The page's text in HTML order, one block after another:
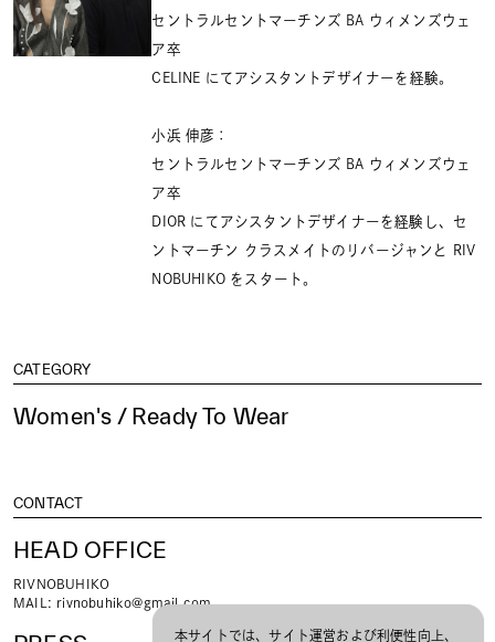
セントラルセントマーチンズ BA ウィメンズウェ
ア卒
CELINE にてアシスタントデザイナーを経験。
⼩浜 伸彦：
セントラルセントマーチンズ BA ウィメンズウェ
ア卒
DIOR にてアシスタントデザイナーを経験し、セ
ントマーチン クラスメイトのリバージャンと RIV
NOBUHIKO をスタート。
CATEGORY
Women's / Ready To Wear
CONTACT
HEAD OFFICE
RIVNOBUHIKO
MAIL: rivnobuhiko@gmail.com
本サイトでは、サイト運営および利便性向上、